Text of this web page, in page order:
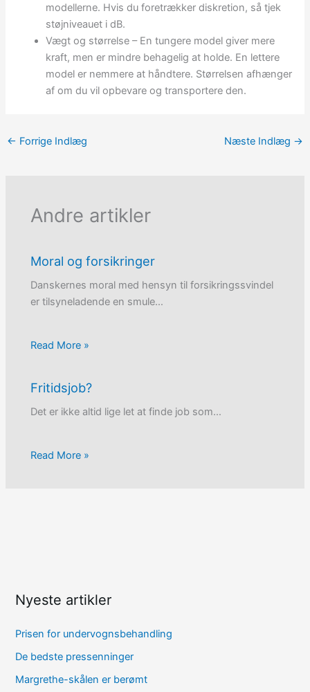
modellerne. Hvis du foretrækker diskretion, så tjek
støjniveauet i dB.
Vægt og størrelse – En tungere model giver mere
kraft, men er mindre behagelig at holde. En lettere
model er nemmere at håndtere. Størrelsen afhænger
af om du vil opbevare og transportere den.
← Forrige Indlæg Næste Indlæg →
Andre artikler
Moral og forsikringer
Danskernes moral med hensyn til forsikringssvindel
er tilsyneladende en smule…
Read More »
Fritidsjob?
Det er ikke altid lige let at finde job som…
Read More »
Nyeste artikler
Prisen for undervognsbehandling
De bedste pressenninger
Margrethe-skålen er berømt